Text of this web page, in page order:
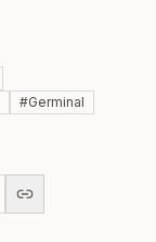
#Germinal